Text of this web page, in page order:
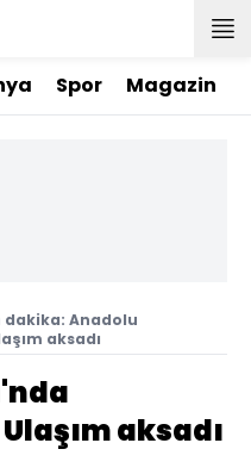
Spor Magazin
dakika: Anadolu
aksadı
aksadı